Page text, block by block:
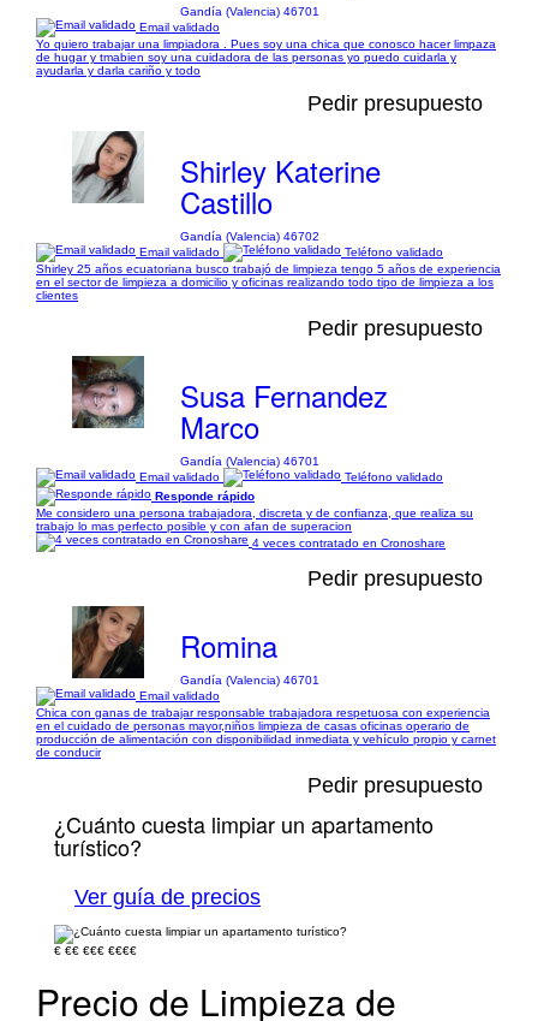
Gandía (Valencia) 46701
Email validado
Yo quiero trabajar una limpiadora . Pues soy una chica que conosco hacer limpaza
de hugar y tmabien soy una cuidadora de las personas yo puedo cuidarla y
ayudarla y darla cariño y todo
Pedir presupuesto
Shirley Katerine
Castillo
Gandía (Valencia) 46702
Email validado
Teléfono validado
Shirley 25 años ecuatoriana busco trabajó de limpieza tengo 5 años de experiencia
en el sector de limpieza a domicilio y oficinas realizando todo tipo de limpieza a los
clientes
Pedir presupuesto
Susa Fernandez
Marco
Gandía (Valencia) 46701
Email validado
Teléfono validado
Responde rápido
Me considero una persona trabajadora, discreta y de confianza, que realiza su
trabajo lo mas perfecto posible y con afan de superacion
4 veces contratado en Cronoshare
Pedir presupuesto
Romina
Gandía (Valencia) 46701
Email validado
Chica con ganas de trabajar responsable trabajadora respetuosa con experiencia
en el cuidado de personas mayor,niños limpieza de casas oficinas operario de
producción de alimentación con disponibilidad inmediata y vehículo propio y carnet
de conducir
Pedir presupuesto
¿Cuánto cuesta limpiar un apartamento
turístico?
Ver guía de precios
€ €€ €€€ €€€€
Precio de Limpieza de